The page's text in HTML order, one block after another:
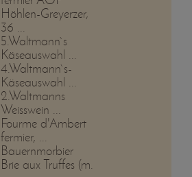
Höhlen-Greyerzer,
36 ...
5.Waltmann`s
Käseauswahl ...
4.Waltmann`s-
Käseauswahl ...
2.Waltmanns
Weisswein ...
Fourme d'Ambert
fermier, ...
Bauernmorbier
Brie aux Truffes (m.